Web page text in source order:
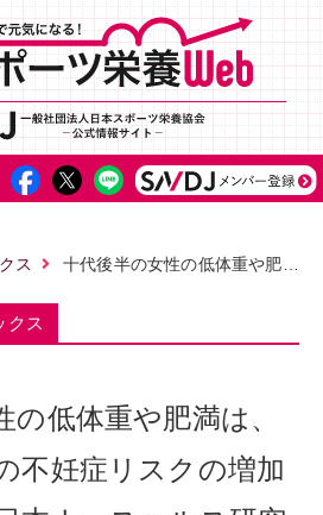
ス 十代後半の女性の低体重や肥満は、いずれも後年の不妊症リスクの増加につながる 日本ナースヘルス研究
クス
の低体重や肥満は、
不妊症リスクの増加